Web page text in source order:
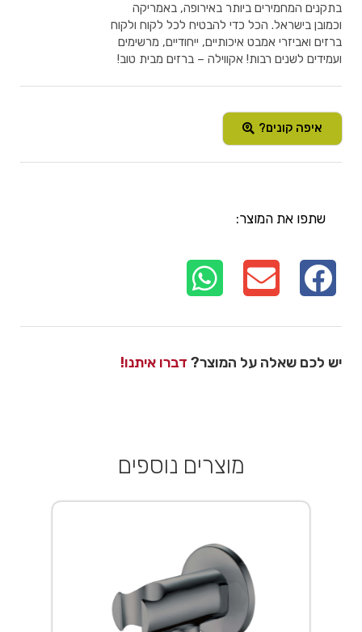
בתקנים המחמירים ביותר באירופה, באמריקה
וכמובן בישראל. הכל כדי להבטיח לכל לקוח ולקוח
ברזים ואביזרי אמבט איכותיים, ייחודיים, מרשימים
ועמידים לשנים רבות! אקווילה – ברזים מבית טוב!
איפה קונים?
שתפו את המוצר:
יש לכם שאלה על המוצר? דברו איתנו!
מוצרים נוספים